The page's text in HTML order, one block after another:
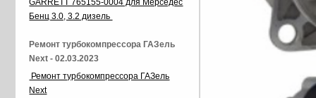
GARRETT 765155-0004 для Мерседес
Бенц 3.0, 3.2 дизель
Ремонт турбокомпрессора ГАЗель
Next - 02.03.2023
Ремонт турбокомпрессора ГАЗель
Next